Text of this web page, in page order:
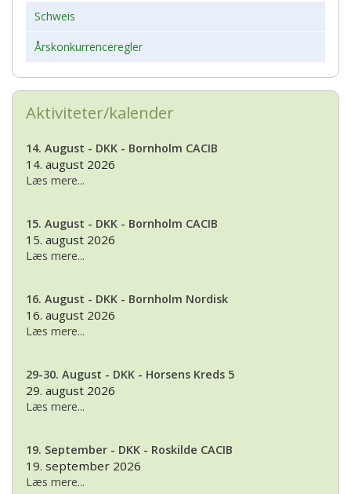
Schweis
Årskonkurrenceregler
Aktiviteter/kalender
14. August - DKK - Bornholm CACIB
14. august 2026
Læs mere...
15. August - DKK - Bornholm CACIB
15. august 2026
Læs mere...
16. August - DKK - Bornholm Nordisk
16. august 2026
Læs mere...
29-30. August - DKK - Horsens Kreds 5
29. august 2026
Læs mere...
19. September - DKK - Roskilde CACIB
19. september 2026
Læs mere...